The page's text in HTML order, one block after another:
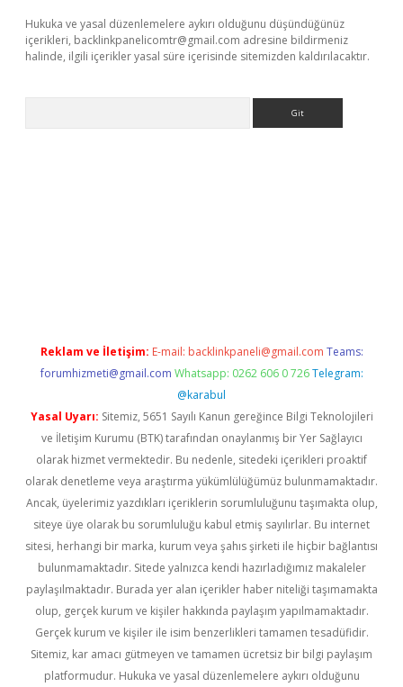
Hukuka ve yasal düzenlemelere aykırı olduğunu düşündüğünüz
içerikleri, backlinkpanelicomtr@gmail.com adresine bildirmeniz
halinde, ilgili içerikler yasal süre içerisinde sitemizden kaldırılacaktır.
Reklam ve İletişim: E-mail: backlinkpaneli@gmail.com Teams:
forumhizmeti@gmail.com Whatsapp: 0262 606 0 726 Telegram:
@karabul
Yasal Uyarı: Sitemiz, 5651 Sayılı Kanun gereğince Bilgi Teknolojileri
ve İletişim Kurumu (BTK) tarafından onaylanmış bir Yer Sağlayıcı
olarak hizmet vermektedir. Bu nedenle, sitedeki içerikleri proaktif
olarak denetleme veya araştırma yükümlülüğümüz bulunmamaktadır.
Ancak, üyelerimiz yazdıkları içeriklerin sorumluluğunu taşımakta olup,
siteye üye olarak bu sorumluluğu kabul etmiş sayılırlar. Bu internet
sitesi, herhangi bir marka, kurum veya şahıs şirketi ile hiçbir bağlantısı
bulunmamaktadır. Sitede yalnızca kendi hazırladığımız makaleler
paylaşılmaktadır. Burada yer alan içerikler haber niteliği taşımamakta
olup, gerçek kurum ve kişiler hakkında paylaşım yapılmamaktadır.
Gerçek kurum ve kişiler ile isim benzerlikleri tamamen tesadüfidir.
Sitemiz, kar amacı gütmeyen ve tamamen ücretsiz bir bilgi paylaşım
platformudur. Hukuka ve yasal düzenlemelere aykırı olduğunu